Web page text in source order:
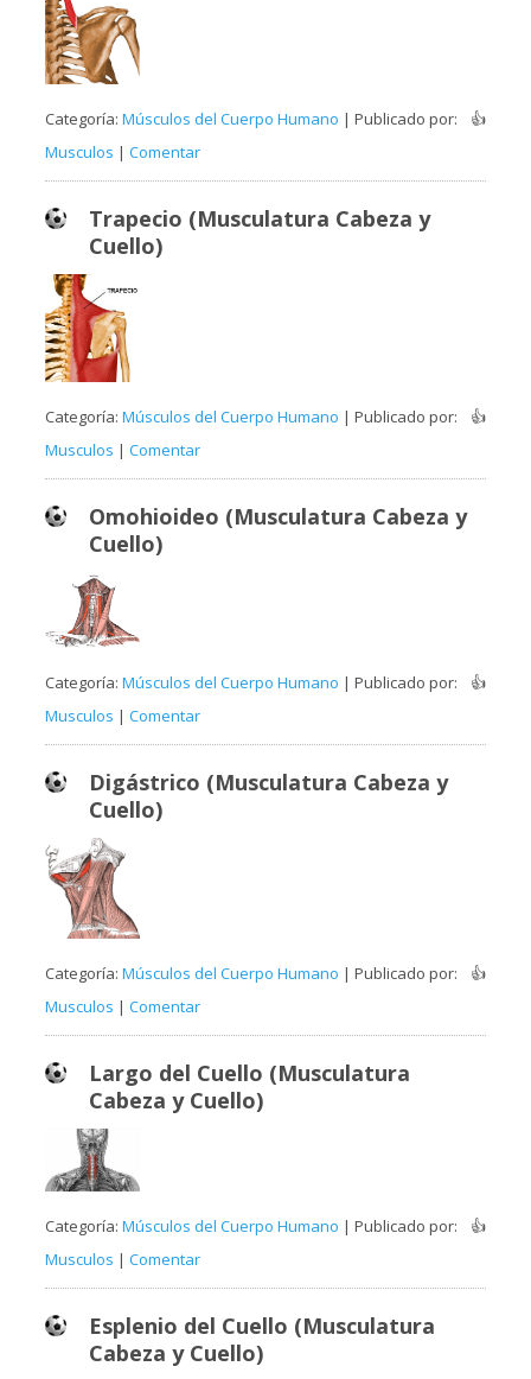
👍
Categoría: Músculos del Cuerpo Humano | Publicado por:
Musculos | Comentar
Trapecio (Musculatura Cabeza y
Cuello)
👍
Categoría: Músculos del Cuerpo Humano | Publicado por:
Musculos | Comentar
Omohioideo (Musculatura Cabeza y
Cuello)
👍
Categoría: Músculos del Cuerpo Humano | Publicado por:
Musculos | Comentar
Digástrico (Musculatura Cabeza y
Cuello)
👍
Categoría: Músculos del Cuerpo Humano | Publicado por:
Musculos | Comentar
Largo del Cuello (Musculatura
Cabeza y Cuello)
👍
Categoría: Músculos del Cuerpo Humano | Publicado por:
Musculos | Comentar
Esplenio del Cuello (Musculatura
Cabeza y Cuello)